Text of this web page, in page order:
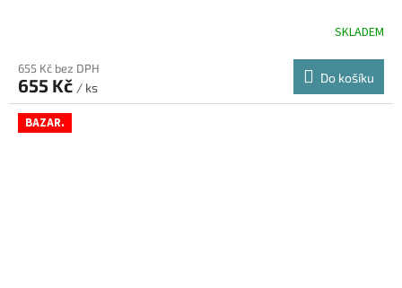
SKLADEM
655 Kč bez DPH
655 Kč / ks
Do košíku
BAZAR.